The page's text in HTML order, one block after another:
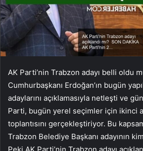
AK Parti’nin Trabzon adayı belli oldu
Cumhurbaşkanı Erdoğan’ın bugün
adaylarını açıklamasıyla netleşti ve
Parti, bugün yerel seçimler için ikinci
toplantısını gerçekleştiriyor. Bu
Trabzon Belediye Başkanı adayının